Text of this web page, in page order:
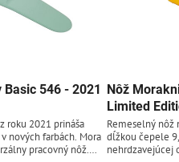
546 - 2021
roku 2021 prináša
nových farbách. Mora
pracovný nôž.
Nôž
Limited
Remeselný nôž
dĺžkou čepele
nehrdzavejúcej